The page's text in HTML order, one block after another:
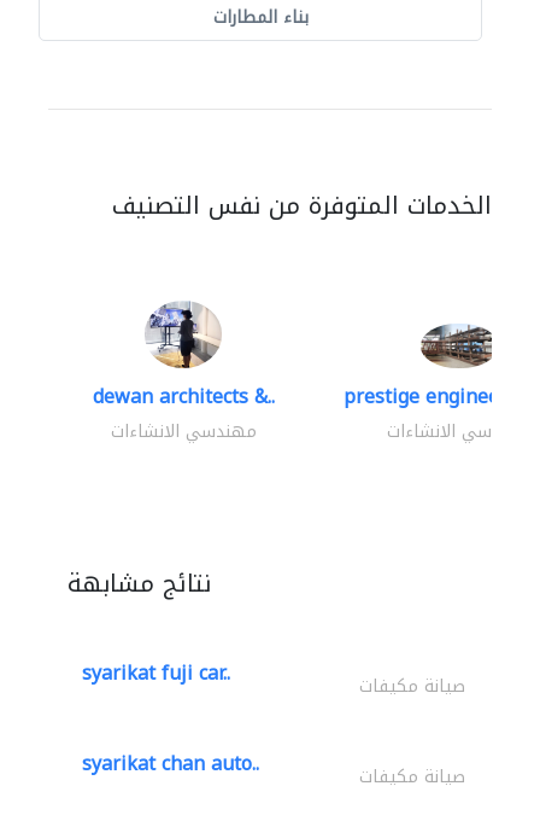
بناء المطارات
الخدمات المتوفرة من نفس التصنيف
dewan architects &..
مهندسي الانشاءات
prestige
مهندسي الانشاءات
نتائج مشابهة
syarikat fuji car.. صيانة مكيفات
syarikat chan auto.. صيانة مكيفات